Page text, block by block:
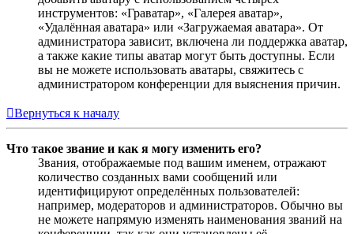
инструментов: «Граватар», «Галерея аватар»,
«Удалённая аватара» или «Загружаемая аватара». От
администратора зависит, включена ли поддержка аватар,
а также какие типы аватар могут быть доступны. Если
вы не можете использовать аватары, свяжитесь с
администратором конференции для выяснения причин.
Вернуться к началу
Что такое звание и как я могу изменить его?
Звания, отображаемые под вашим именем, отражают
количество созданных вами сообщений или
идентифицируют определённых пользователей:
например, модераторов и администраторов. Обычно вы
не можете напрямую изменять наименования званий на